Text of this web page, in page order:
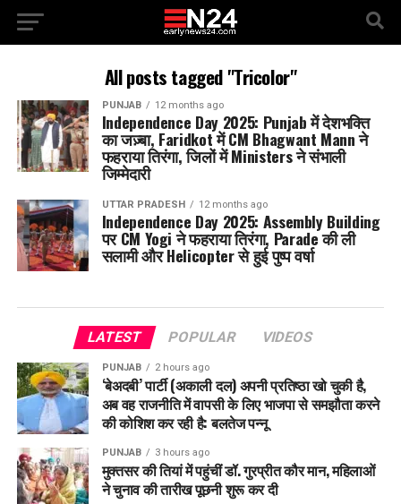
All posts tagged "Tricolor"
PUNJAB 12 months ago
Independence Day 2025: Punjab में देशभक्ति
का जज़्बा, Faridkot में CM Bhagwant Mann ने
फहराया तिरंगा, जिलों में Ministers ने संभाली
जिम्मेदारी
UTTAR PRADESH 12 months ago
Independence Day 2025: Assembly Building
पर CM Yogi ने फहराया तिरंगा, Parade की ली
सलामी और Helicopter से हुई पुष्प वर्षा
LATEST POPULAR VIDEOS
PUNJAB 2 hours ago
‘बेअदबी’ पार्टी (अकाली दल) अपनी प्रतिष्ठा खो चुकी है,
अब वह राजनीति में वापसी के लिए भाजपा से समझौता करने
की कोशिश कर रही है: बलतेज पन्नू
PUNJAB 3 hours ago
मुक्तसर की तियां में पहुंचीं डॉ. गुरप्रीत कौर मान, महिलाओं
ने चुनाव की तारीख पूछनी शुरू कर दी